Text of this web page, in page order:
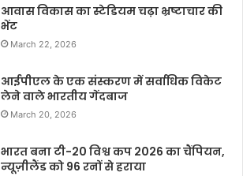
आवास विकास का स्टेडियम चढ़ा भ्रष्टाचार की
भेंट
March 22, 2026
आईपीएल के एक संस्करण में सर्वाधिक विकेट
लेने वाले भारतीय गेंदबाज
March 20, 2026
भारत बना टी-20 विश्व कप 2026 का चैंपियन,
न्यूज़ीलैंड को 96 रनों से हराया